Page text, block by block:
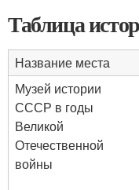
Таблица
Название места
Музей истории
СССР в годы
Великой
Отечественной
войны